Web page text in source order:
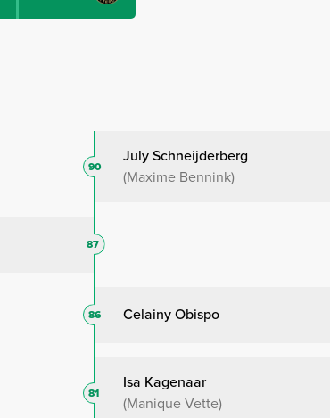
July Schneijderberg
Maxime Bennink
90
87
Celainy Obispo
86
Isa Kagenaar
Manique Vette
81